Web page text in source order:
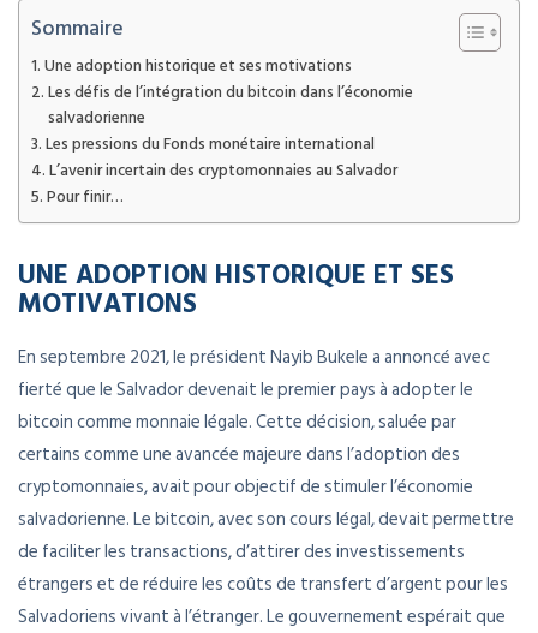
Sommaire
Une adoption historique et ses motivations
Les défis de l’intégration du bitcoin dans l’économie
salvadorienne
Les pressions du Fonds monétaire international
L’avenir incertain des cryptomonnaies au Salvador
Pour finir…
UNE ADOPTION HISTORIQUE ET SES
MOTIVATIONS
En septembre 2021, le président Nayib Bukele a annoncé avec
fierté que le Salvador devenait le premier pays à adopter le
bitcoin comme monnaie légale. Cette décision, saluée par
certains comme une avancée majeure dans l’adoption des
cryptomonnaies, avait pour objectif de stimuler l’économie
salvadorienne. Le bitcoin, avec son cours légal, devait permettre
de faciliter les transactions, d’attirer des investissements
étrangers et de réduire les coûts de transfert d’argent pour les
Salvadoriens vivant à l’étranger. Le gouvernement espérait que